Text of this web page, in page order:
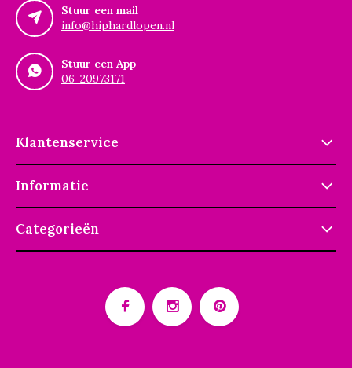
Stuur een mail
info@hiphardlopen.nl
Stuur een App
06-20973171
Klantenservice
Informatie
Categorieën